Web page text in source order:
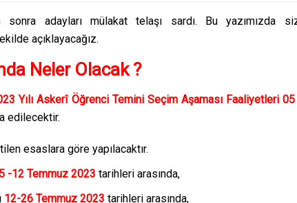
sonra adayları mülakat telaşı sardı. Bu yazımızda
açıklayacağız.
Neler Olacak ?
Yılı Askerî Öğrenci Temini Seçim Aşaması Faaliyetleri
edilecektir.
esaslara göre yapılacaktır.
-12 Temmuz 2023 tarihleri arasında,
12-26 Temmuz 2023 tarihleri arasında,